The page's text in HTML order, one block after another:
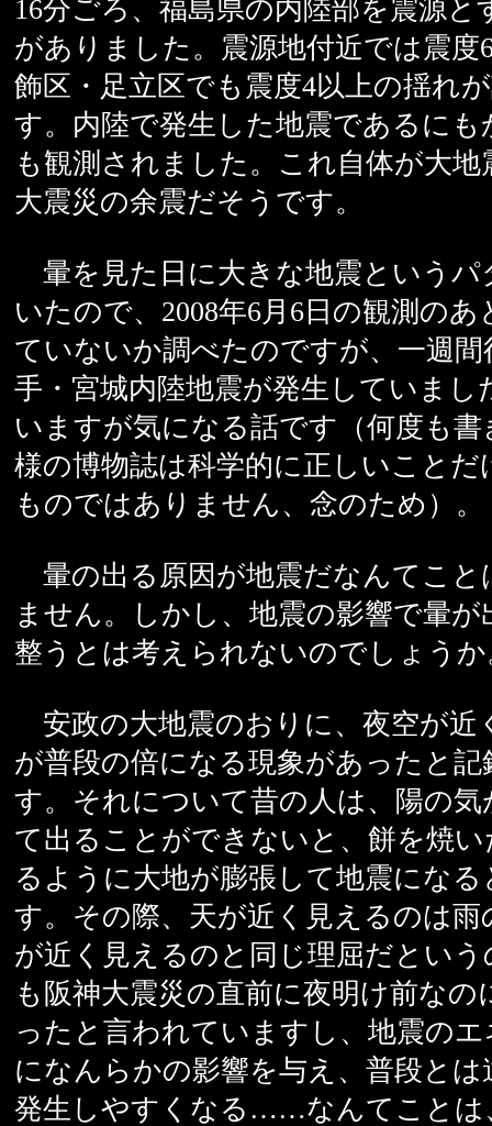
16分ごろ、福島県の内陸部を震源と
がありました。震源地付近では震度
飾区・足立区でも震度4以上の揺れ
す。内陸で発生した地震であるに
も観測されました。これ自体が大地
大震災の余震だそうです。
暈を見た日に大きな地震というパ
いたので、2008年6月6日の観測の
ていないか調べたのですが、一週間
手・宮城内陸地震が発生していまし
いますが気になる話です（何度も
様の博物誌は科学的に正しいこと
ものではありません、念のため）。
暈の出る原因が地震だなんてこと
ません。しかし、地震の影響で暈
整うとは考えられないのでしょうか
安政の大地震のおりに、夜空が近
が普段の倍になる現象があったと
す。それについて昔の人は、陽の気
て出ることができないと、餅を焼
るように大地が膨張して地震にな
す。その際、天が近く見えるのは雨
が近く見えるのと同じ理屈だとい
も阪神大震災の直前に夜明け前なの
ったと言われていますし、地震の
になんらかの影響を与え、普段とは
発生しやすくなる……なんてことは